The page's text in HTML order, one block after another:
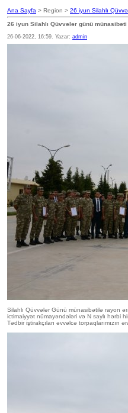
Ana Sayfa > Region > 26 iyun Silahlı
26 iyun Silahlı Qüvvələr günü
26-06-2022, 16:59. Yazar: admin
Silahlı Qüvvələr Günü münasibətilə rayon
ictimaiyyət nümayəndələri və N saylı hərbi
Tədbir iştirakçıları əvvəlcə